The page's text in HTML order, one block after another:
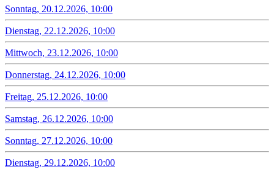
Sonntag, 20.12.2026, 10:00
Dienstag, 22.12.2026, 10:00
Mittwoch, 23.12.2026, 10:00
Donnerstag, 24.12.2026, 10:00
Freitag, 25.12.2026, 10:00
Samstag, 26.12.2026, 10:00
Sonntag, 27.12.2026, 10:00
Dienstag, 29.12.2026, 10:00